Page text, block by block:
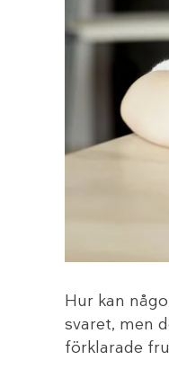
Hur kan
svaret, men
förklarade